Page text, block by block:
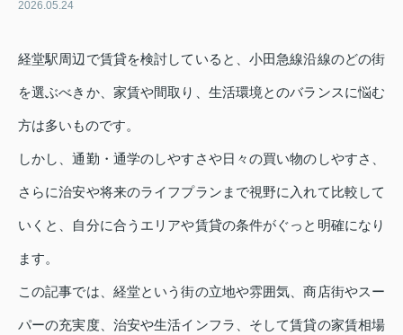
2026.05.24
経堂駅周辺で賃貸を検討していると、小田急線沿線のどの街
を選ぶべきか、家賃や間取り、生活環境とのバランスに悩む
方は多いものです。
しかし、通勤・通学のしやすさや日々の買い物のしやすさ、
さらに治安や将来のライフプランまで視野に入れて比較して
いくと、自分に合うエリアや賃貸の条件がぐっと明確になり
ます。
この記事では、経堂という街の立地や雰囲気、商店街やスー
パーの充実度、治安や生活インフラ、そして賃貸の家賃相場